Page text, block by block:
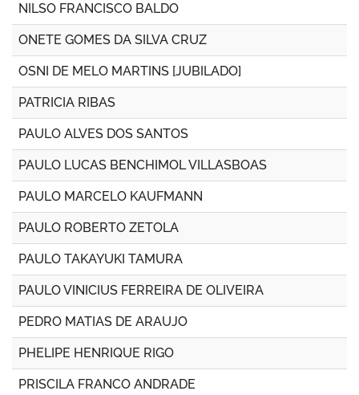
NILSO FRANCISCO BALDO
ONETE GOMES DA SILVA CRUZ
OSNI DE MELO MARTINS [JUBILADO]
PATRICIA RIBAS
PAULO ALVES DOS SANTOS
PAULO LUCAS BENCHIMOL VILLASBOAS
PAULO MARCELO KAUFMANN
PAULO ROBERTO ZETOLA
PAULO TAKAYUKI TAMURA
PAULO VINICIUS FERREIRA DE OLIVEIRA
PEDRO MATIAS DE ARAUJO
PHELIPE HENRIQUE RIGO
PRISCILA FRANCO ANDRADE